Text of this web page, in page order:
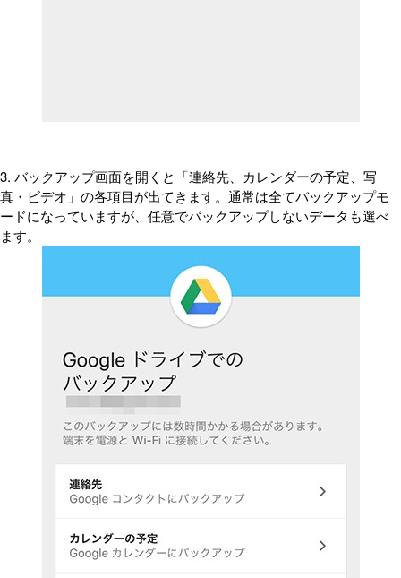
3. バックアップ画面を開くと「連絡先、カレンダーの予定、写
真・ビデオ」の各項目が出てきます。通常は全てバックアップモ
ードになっていますが、任意でバックアップしないデータも選べ
ます。